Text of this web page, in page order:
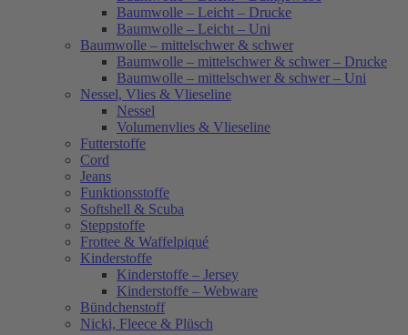
Baumwolle – Leicht – Drucke
Baumwolle – Leicht – Uni
Baumwolle – mittelschwer & schwer
Baumwolle – mittelschwer & schwer – Drucke
Baumwolle – mittelschwer & schwer – Uni
Nessel, Vlies & Vlieseline
Nessel
Volumenvlies & Vlieseline
Futterstoffe
Cord
Jeans
Funktionsstoffe
Softshell & Scuba
Steppstoffe
Frottee & Waffelpiqué
Kinderstoffe
Kinderstoffe – Jersey
Kinderstoffe – Webware
Bündchenstoff
Nicki, Fleece & Plüsch